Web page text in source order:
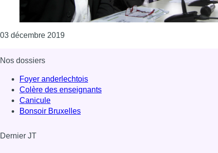
03 décembre 2019Consulter l'article "Le PTB remet en
Nos dossiers
Foyer anderlechtois
Colère des enseignants
Canicule
Bonsoir Bruxelles
Dernier JT